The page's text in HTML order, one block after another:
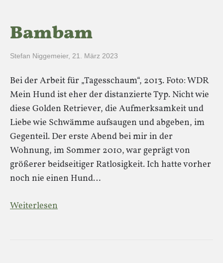
Bambam
Stefan Niggemeier, 21. März 2023
Bei der Arbeit für „Tagesschaum“, 2013. Foto: WDR
Mein Hund ist eher der distanzierte Typ. Nicht wie
diese Golden Retriever, die Aufmerksamkeit und
Liebe wie Schwämme aufsaugen und abgeben, im
Gegenteil. Der erste Abend bei mir in der
Wohnung, im Sommer 2010, war geprägt von
größerer beidseitiger Ratlosigkeit. Ich hatte vorher
noch nie einen Hund…
Weiterlesen